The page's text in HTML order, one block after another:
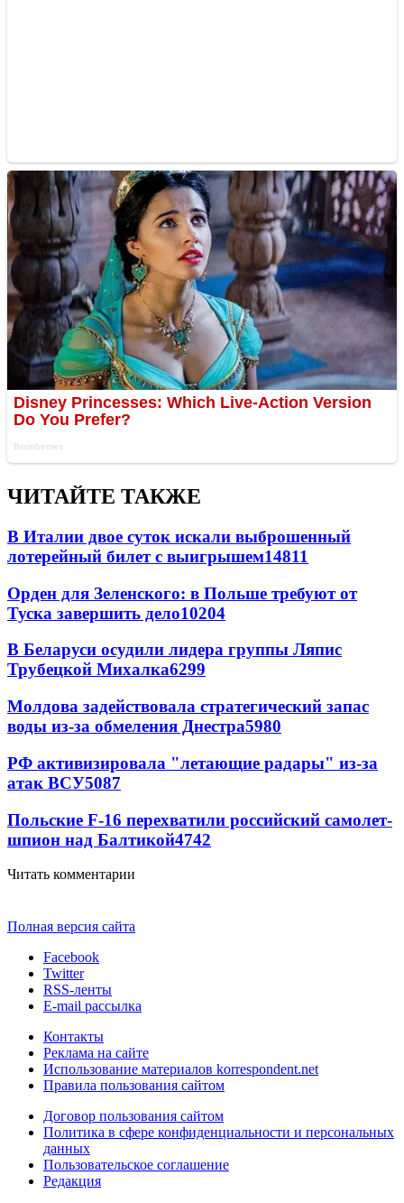
ЧИТАЙТЕ ТАКЖЕ
В Италии двое суток искали выброшенный
лотерейный билет с выигрышем14811
Орден для Зеленского: в Польше требуют от
Туска завершить дело10204
В Беларуси осудили лидера группы Ляпис
Трубецкой Михалка6299
Молдова задействовала стратегический запас
воды из-за обмеления Днестра5980
РФ активизировала "летающие радары" из-за
атак ВСУ5087
Польские F-16 перехватили российский самолет-
шпион над Балтикой4742
Читать комментарии
Полная версия сайта
Facebook
Twitter
RSS-ленты
E-mail рассылка
Контакты
Реклама на сайте
Использование материалов korrespondent.net
Правила пользования сайтом
Договор пользования сайтом
Политика в сфере конфиденциальности и персональных
данных
Пользовательское соглашение
Редакция